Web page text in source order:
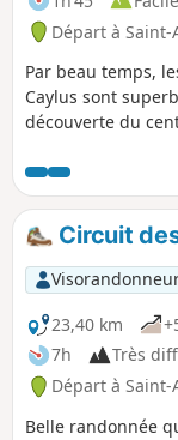
Départ à
Par beau temps,
Caylus sont
découverte du
Circuit
23,40 km
7h
Très
Départ à
Belle randonnée